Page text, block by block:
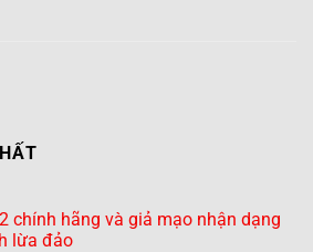
chính hãng và giả mạo nhận dạng
lừa đảo